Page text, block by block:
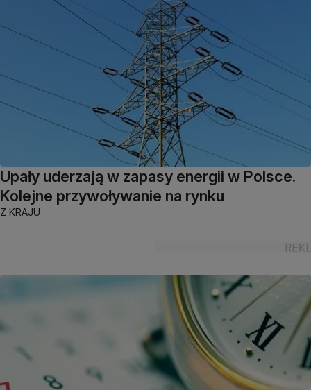
Upały uderzają w zapasy energii w Polsce.
Kolejne przywoływanie na rynku
Z KRAJU